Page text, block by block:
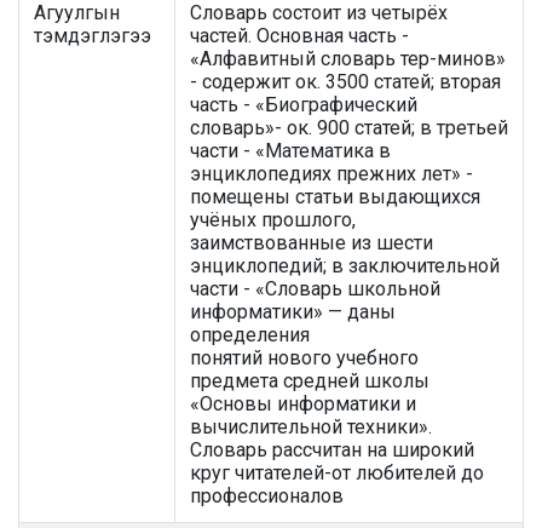
Агуулгын
тэмдэглэгээ
Словарь состоит из четырёх
частей. Основная часть -
«Алфавитный словарь тер-минов»
- содержит ок. 3500 статей; вторая
часть - «Биографический
словарь»- ок. 900 статей; в третьей
части - «Математика в
энциклопедиях прежних лет» -
помещены статьи выдающихся
учёных прошлого,
заимствованные из шести
энциклопедий; в заключительной
части - «Словарь школьной
информатики» — даны
определения
понятий нового учебного
предмета средней школы
«Основы информатики и
вычислительной техники».
Словарь рассчитан на широкий
круг читателей-от любителей до
профессионалов